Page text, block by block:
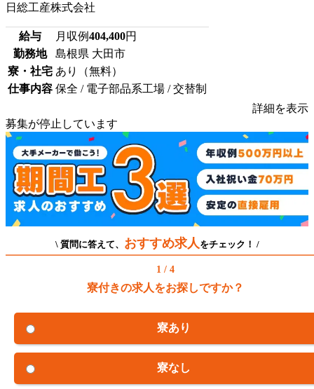
日総工産株式会社
給与 月収例404,400円
勤務地
島根県 大田市
寮・社宅 あり（無料）
仕事内容 保全 / 電子部品系工場 / 交替制
詳細を表示
募集が停止しています
\ 質問に答えて、 おすすめ求人 をチェック！ /
1 / 4
寮付きの求人をお探しですか？
寮あり
寮なし